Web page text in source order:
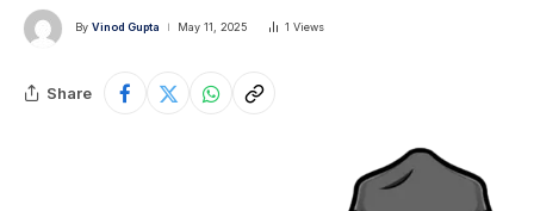
By Vinod Gupta May 11, 2025 1 Views
Share